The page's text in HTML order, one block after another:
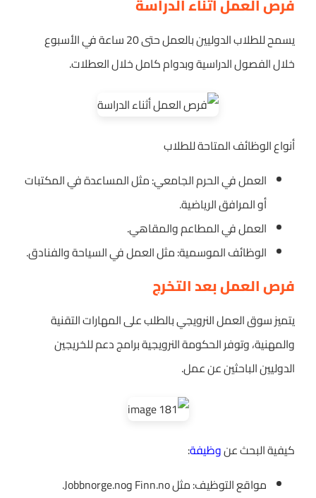
فرص العمل أثناء الدراسة
يسمح للطلاب الدوليين بالعمل حتى 20 ساعة في الأسبوع
خلال الفصول الدراسية وبدوام كامل خلال العطلات.
أنواع الوظائف المتاحة للطلاب
العمل في الحرم الجامعي: مثل المساعدة في المكتبات
أو المرافق الرياضية.
العمل في المطاعم والمقاهي.
الوظائف الموسمية: مثل العمل في السياحة والفنادق.
فرص العمل بعد التخرج
يتميز سوق العمل النرويجي بالطلب على المهارات التقنية
والمهنية، وتوفر الحكومة النرويجية برامج دعم للخريجين
الدوليين الباحثين عن عمل.
كيفية البحث عنوظيفة:
مواقع التوظيف: مثل Finn.no وJobbnorge.no.